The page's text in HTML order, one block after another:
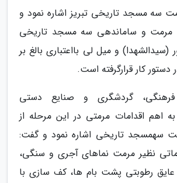
سه مسجد تاریخی تبریز اشاره نمود و
و ساماندهی سه مسجد تاریخی
و میل لی بااعتباری بالغ بر
فرهنگی، گردشگری و صنایع دستی
اهم اقدامات مرمتی در این مرحله از
سهمسجد تاریخی اشاره نمود و گفت:
نظیر مرمت نماهای آجری و سنگی،
رطوبتی پشت بام ها، کف سازی با